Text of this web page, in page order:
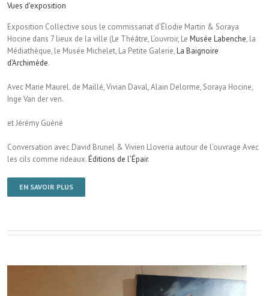
Vues d'exposition
Exposition Collective sous le commissariat d’Élodie Martin & Soraya
Hocine dans 7 lieux de la ville (Le Théâtre, L’ouvroir, Le Musée Labenche, la
Médiathèque, le Musée Michelet, La Petite Galerie,La Baignoire
d’Archimède.
Avec Marie Maurel. de Maillé, Vivian Daval, Alain Delorme, Soraya Hocine,
Inge Van der ven.
et Jérémy Guéné
Conversation avec David Brunel & Vivien Lloveria autour de l’ouvrage Avec
les cils comme rideaux.Éditions de l’Épair.
EN SAVOIR PLUS